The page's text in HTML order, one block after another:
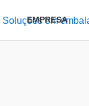
EMPRESA